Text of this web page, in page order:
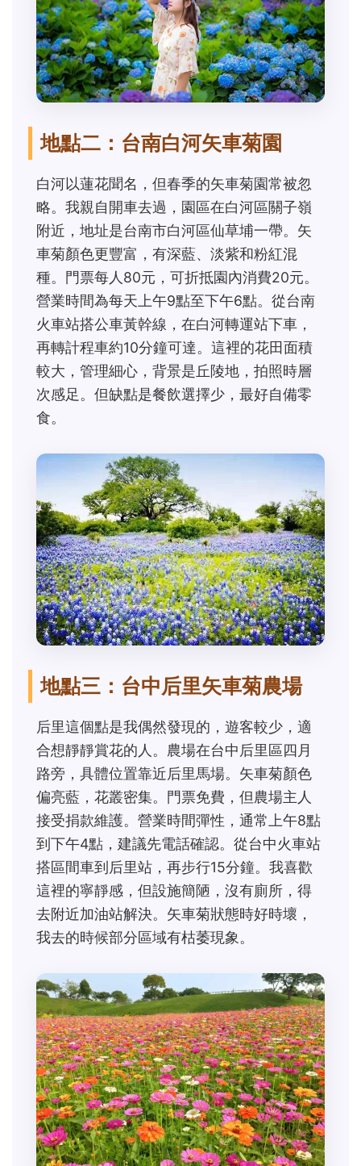
地點二：台南白河矢車菊園
白河以蓮花聞名，但春季的矢車菊園常被忽
略。我親自開車去過，園區在白河區關子嶺
附近，地址是台南市白河區仙草埔一帶。矢
車菊顏色更豐富，有深藍、淡紫和粉紅混
種。門票每人80元，可折抵園內消費20元。
營業時間為每天上午9點至下午6點。從台南
火車站搭公車黃幹線，在白河轉運站下車，
再轉計程車約10分鐘可達。這裡的花田面積
較大，管理細心，背景是丘陵地，拍照時層
次感足。但缺點是餐飲選擇少，最好自備零
食。
地點三：台中后里矢車菊農場
后里這個點是我偶然發現的，遊客較少，適
合想靜靜賞花的人。農場在台中后里區四月
路旁，具體位置靠近后里馬場。矢車菊顏色
偏亮藍，花叢密集。門票免費，但農場主人
接受捐款維護。營業時間彈性，通常上午8點
到下午4點，建議先電話確認。從台中火車站
搭區間車到后里站，再步行15分鐘。我喜歡
這裡的寧靜感，但設施簡陋，沒有廁所，得
去附近加油站解決。矢車菊狀態時好時壞，
我去的時候部分區域有枯萎現象。